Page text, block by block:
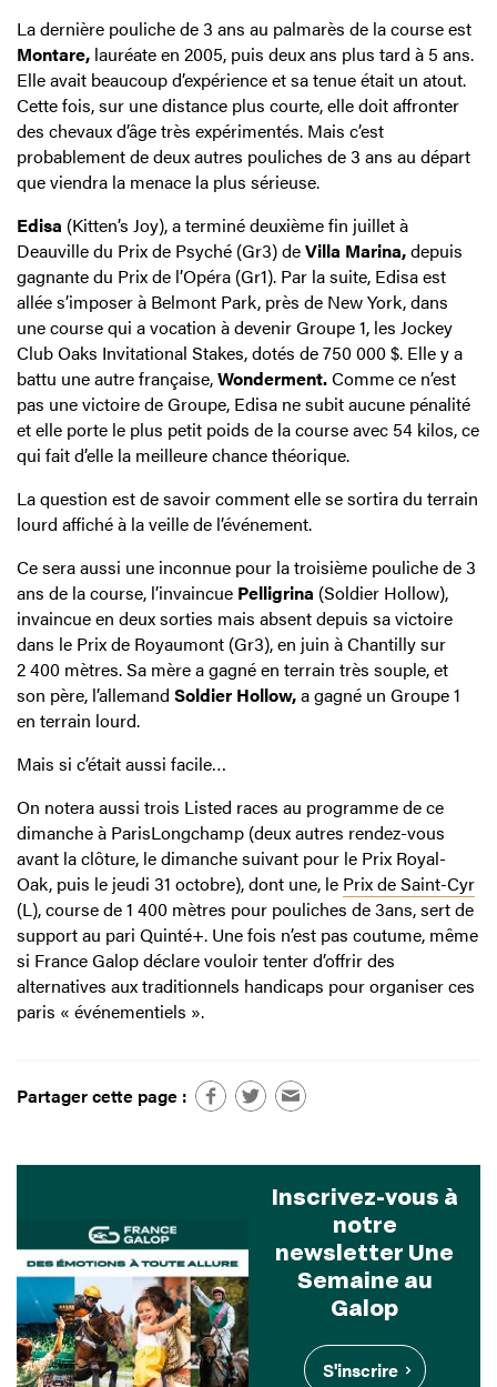
La dernière pouliche de 3 ans au palmarès de la course est
Montare, lauréate en 2005, puis deux ans plus tard à 5 ans.
Elle avait beaucoup d’expérience et sa tenue était un atout.
Cette fois, sur une distance plus courte, elle doit affronter
des chevaux d’âge très expérimentés. Mais c’est
probablement de deux autres pouliches de 3 ans au départ
que viendra la menace la plus sérieuse.
Edisa (Kitten’s Joy), a terminé deuxième fin juillet à
Deauville du Prix de Psyché (Gr3) deVilla Marina,depuis
gagnante du Prix de l’Opéra (Gr1). Par la suite, Edisa est
allée s’imposer à Belmont Park, près de New York, dans
une course qui a vocation à devenir Groupe 1, les Jockey
Club Oaks Invitational Stakes, dotés de 750 000 $. Elle y a
battu une autre française,Wonderment.Comme ce n’est
pas une victoire de Groupe, Edisa ne subit aucune pénalité
et elle porte le plus petit poids de la course avec 54 kilos, ce
qui fait d’elle la meilleure chance théorique.
La question est de savoir comment elle se sortira du terrain
lourd affiché à la veille de l’événement.
Ce sera aussi une inconnue pour la troisième pouliche de 3
ans de la course, l’invaincue Pelligrina (Soldier Hollow),
invaincue en deux sorties mais absent depuis sa victoire
dans le Prix de Royaumont (Gr3), en juin à Chantilly sur
2 400 mètres. Sa mère a gagné en terrain très souple, et
son père, l’allemand Soldier Hollow,a gagné un Groupe 1
en terrain lourd.
Mais si c’était aussi facile…
On notera aussi trois Listed races au programme de ce
dimanche à ParisLongchamp (deux autres rendez-vous
avant la clôture, le dimanche suivant pour le Prix Royal-
Oak, puis le jeudi 31 octobre), dont une, le Prix de Saint-Cyr
(L), course de 1 400 mètres pour pouliches de 3ans, sert de
support au pari Quinté+. Une fois n’est pas coutume, même
si France Galop déclare vouloir tenter d’offrir des
alternatives aux traditionnels handicaps pour organiser ces
paris « événementiels ».
Partager cette page :
Inscrivez-vous à
notre
newsletter Une
Semaine au
Galop
S'inscrire